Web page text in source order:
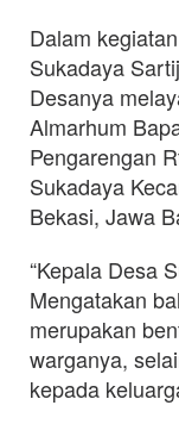
Dalam
Sukadaya
Desanya
Almarhum
Pengarengan
Sukadaya
Bekasi, Jawa
“Kepala Desa
Mengatakan
merupakan
warganya,
kepada